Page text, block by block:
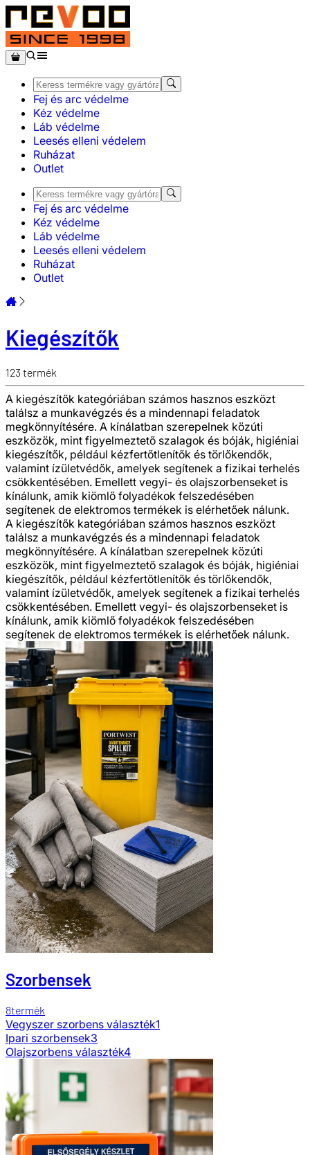
Fej és arc védelme
Kéz védelme
Láb védelme
Leesés elleni védelem
Ruházat
Outlet
Fej és arc védelme
Kéz védelme
Láb védelme
Leesés elleni védelem
Ruházat
Outlet
Kiegészítők
123 termék
A kiegészítők kategóriában számos hasznos eszközt
találsz a munkavégzés és a mindennapi feladatok
megkönnyítésére. A kínálatban szerepelnek közúti
eszközök, mint figyelmeztető szalagok és bóják, higiéniai
kiegészítők, például kézfertőtlenítők és törlőkendők,
valamint ízületvédők, amelyek segítenek a fizikai terhelés
csökkentésében. Emellett vegyi- és olajszorbenseket is
kínálunk, amik kiömlő folyadékok felszedésében
segítenek de elektromos termékek is elérhetőek nálunk.
A kiegészítők kategóriában számos hasznos eszközt
találsz a munkavégzés és a mindennapi feladatok
megkönnyítésére. A kínálatban szerepelnek közúti
eszközök, mint figyelmeztető szalagok és bóják, higiéniai
kiegészítők, például kézfertőtlenítők és törlőkendők,
valamint ízületvédők, amelyek segítenek a fizikai terhelés
csökkentésében. Emellett vegyi- és olajszorbenseket is
kínálunk, amik kiömlő folyadékok felszedésében
segítenek de elektromos termékek is elérhetőek nálunk.
Szorbensek
8termék
Vegyszer szorbens választék1
Ipari szorbensek3
Olajszorbens választék4